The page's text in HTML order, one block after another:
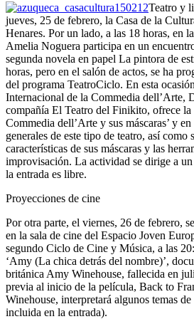
Teatro y
jueves, 25 de febrero, la Casa de la
Henares. Por un lado, a las 18 horas, en
Amelia Noguera participa en un
segunda novela en papel La pintora de
horas, pero en el salón de actos, se ha
del programa TeatroCiclo. En esta
Internacional de la Commedia dell’Arte,
compañía El Teatro del Finikito, ofrece la
Commedia dell’Arte y sus máscaras’ y
generales de este tipo de teatro, así como
características de sus máscaras y las
improvisación. La actividad se dirige a
la entrada es libre.
Proyecciones de cine
Por otra parte, el viernes, 26 de febrero,
en la sala de cine del Espacio Joven
segundo Ciclo de Cine y Música, a las
‘Amy (La chica detrás del nombre)’,
británica Amy Winehouse, fallecida en
previa al inicio de la película, Back to
Winehouse, interpretará algunos temas
incluida en la entrada).